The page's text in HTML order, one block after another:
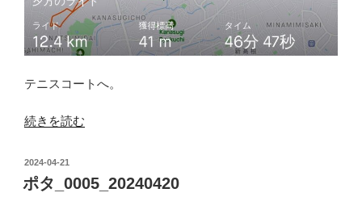
テニスコートへ。
“ポ
_0006_20240504”
の
続きを読む
投
稿
日:
2024-04-21
ポタ_0005_20240420